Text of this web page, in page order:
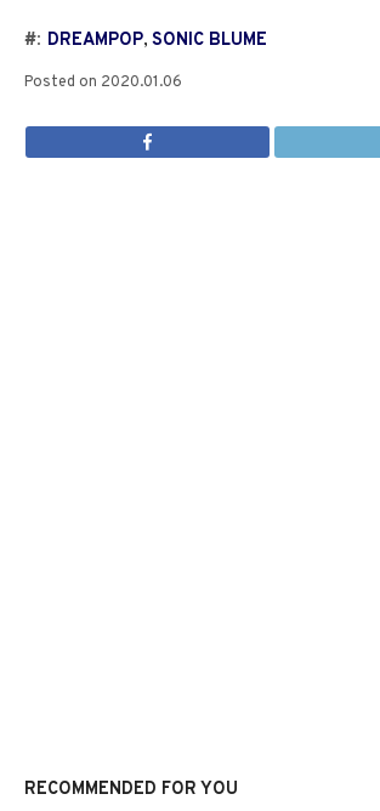
#: DREAMPOP, SONIC BLUME
Posted on 2020.01.06
RECOMMENDED FOR YOU